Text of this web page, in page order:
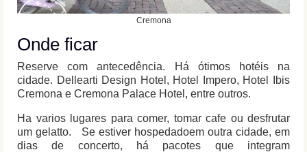
Cremona
Onde ficar
Reserve com antecedência. Há ótimos hotéis na
cidade. Dellearti Design Hotel, Hotel Impero, Hotel Ibis
Cremona e Cremona Palace Hotel, entre outros.
Ha varios lugares para comer, tomar cafe ou desfrutar
um gelatto. Se estiver hospedadoem outra cidade, em
dias de concerto, há pacotes que integram